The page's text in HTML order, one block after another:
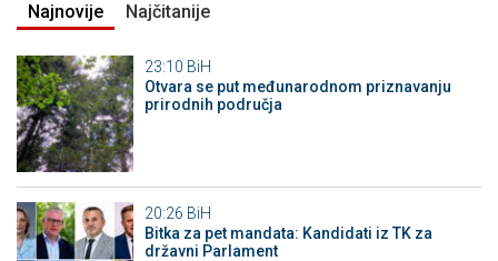
Najnovije Najčitanije
23:10 BiH
Otvara se put međunarodnom priznavanju
prirodnih područja
20:26 BiH
Bitka za pet mandata: Kandidati iz TK za
državni Parlament